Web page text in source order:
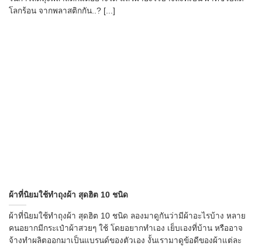
โลกร้อน จากพลาสติกกัน..? [...]
ผ้าที่นิยมใช้ทำถุงผ้า สุดฮิต 10 ชนิด
ผ้าที่นิยมใช้ทำถุงผ้า สุดฮิต 10 ชนิด ลองมาดูกันว่ามีผ้าอะไรบ้าง หลาย
คนอยากมีกระเป๋าผ้าสวยๆ ใช้ โดยอยากทำเอง เย็บเองที่บ้าน หรืออาจ
จ้างทำผลิตออกมาเป็นแบรนด์ของตัวเอง งั้นเรามาดูข้อดีของผ้าแต่ละ